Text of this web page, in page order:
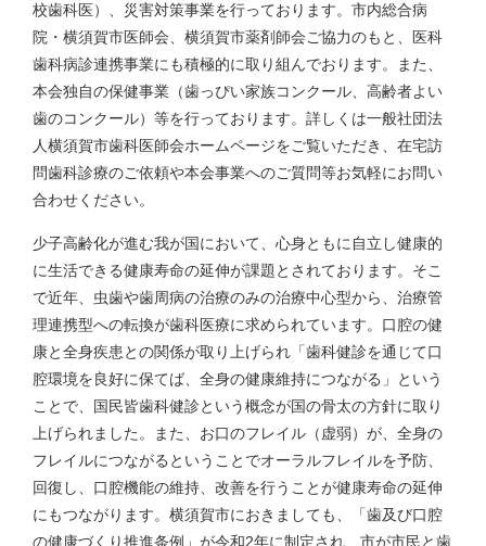
校歯科医）、災害対策事業を行っております。市内総合病
院・横須賀市医師会、横須賀市薬剤師会ご協力のもと、医科
歯科病診連携事業にも積極的に取り組んでおります。また、
本会独自の保健事業（歯っぴい家族コンクール、高齢者よい
歯のコンクール）等を行っております。詳しくは一般社団法
人横須賀市歯科医師会ホームページをご覧いただき、在宅訪
問歯科診療のご依頼や本会事業へのご質問等お気軽にお問い
合わせください。
少子高齢化が進む我が国において、心身ともに自立し健康的
に生活できる健康寿命の延伸が課題とされております。そこ
で近年、虫歯や歯周病の治療のみの治療中心型から、治療管
理連携型への転換が歯科医療に求められています。口腔の健
康と全身疾患との関係が取り上げられ「歯科健診を通じて口
腔環境を良好に保てば、全身の健康維持につながる」という
ことで、国民皆歯科健診という概念が国の骨太の方針に取り
上げられました。また、お口のフレイル（虚弱）が、全身の
フレイルにつながるということでオーラルフレイルを予防、
回復し、口腔機能の維持、改善を行うことが健康寿命の延伸
にもつながります。横須賀市におきましても、「歯及び口腔
の健康づくり推進条例」が令和2年に制定され、市が市民と歯